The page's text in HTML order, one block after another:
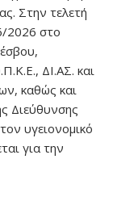
Στην τελετή
2026 στο
ΔΙ.ΑΣ. και
καθώς και
Διεύθυνσης
υγειονομικό
για την